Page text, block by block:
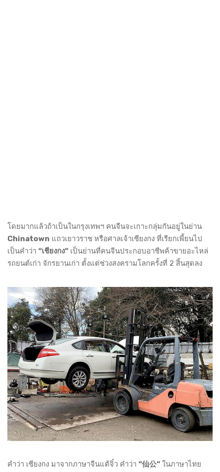
โดยมากแล้วถ้าเป็นในกรุงเทพฯ คนจีนจะเกาะกลุ่มกันอยู่ในย่าน
Chinatown แถวเยาวราช หรือศาลเจ้าเซียงกง ที่เรียกเพี้ยนไป
เป็นคำว่า “เชียงกง” เป็นย่านที่คนจีนประกอบอาชีพค้าขายอะไหล่
รถยนต์เก่า จักรยานเก่า ตั้งแต่ช่วงสงครามโลกครั้งที่ 2 สิ้นสุดลง
คำว่า เซียงกง มาจากภาษาจีนแต้จิ๋ว คำว่า “仙公“ ในภาษาไทย